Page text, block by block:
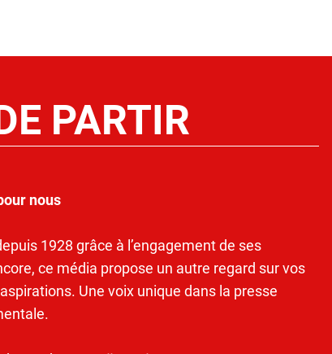
PARTIR
nous
1928 grâce à l’engagement de ses
ce média propose un autre regard sur vos
Une voix unique dans la presse